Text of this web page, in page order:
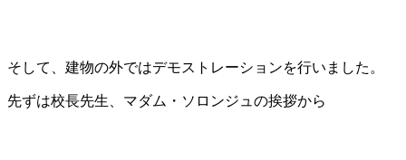
そして、建物の外ではデモストレーションを行いました。
先ずは校長先生、マダム・ソロンジュの挨拶から